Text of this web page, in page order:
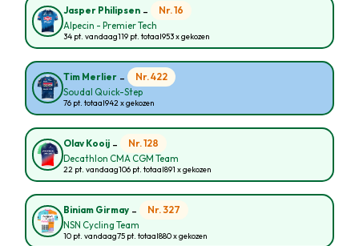
Jasper Philipsen - Nr. 16
Alpecin - Premier Tech
34 pt. vandaag119 pt. totaal953 x gekozen
Tim Merlier - Nr. 422
Soudal Quick-Step
76 pt. totaal942 x gekozen
Olav Kooij - Nr. 128
Decathlon CMA CGM Team
22 pt. vandaag106 pt. totaal891 x gekozen
Biniam Girmay - Nr. 327
NSN Cycling Team
10 pt. vandaag75 pt. totaal880 x gekozen